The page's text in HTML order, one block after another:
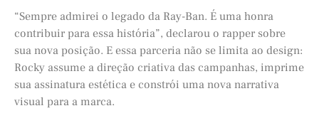
“Sempre admirei o legado da Ray-Ban. É uma honra
contribuir para essa história”, declarou o rapper sobre
sua nova posição. E essa parceria não se limita ao design:
Rocky assume a direção criativa das campanhas, imprime
sua assinatura estética e constrói uma nova narrativa
visual para a marca.